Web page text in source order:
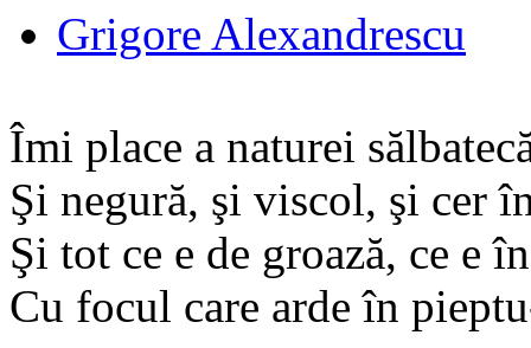
Grigore Alexandrescu
Îmi place a naturei
Şi negură, şi viscol, şi cer
Şi tot ce e de groază, ce e
Cu focul care arde în